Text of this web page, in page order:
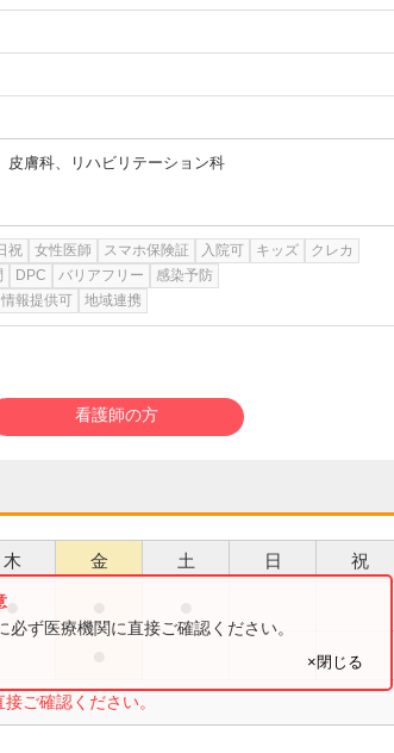
皮膚科、
リハビリテーション科
祝 女性医師 スマホ保険証 入院可 キッズ
クレカ
DPC バリアフリー
感染予防
報提供可 地域連携
看護師の方
木 金 土 日 祝
●
ご確認ください。
ず医療機関に直接ご確認ください。
×閉じる